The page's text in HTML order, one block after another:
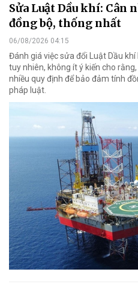
Sửa Luật Dầu khí: Cân
đồng bộ, thống nhất
06/08/2026 04:15
Đánh giá việc sửa đổi Luật Dầu
tuy nhiên, không ít ý kiến cho
nhiều quy định để bảo đảm tính
pháp luật.